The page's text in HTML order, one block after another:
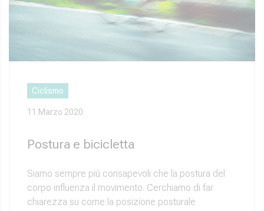
Ciclismo
11 Marzo 2020
Postura e bicicletta
Siamo sempre più consapevoli che la postura del
corpo influenza il movimento. Cerchiamo di far
chiarezza su come la posizione posturale